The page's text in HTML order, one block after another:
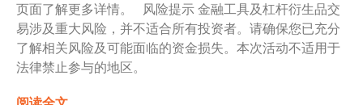
页面了解更多详情。 风险提示 金融工具及杠杆衍生品交
易涉及重大风险，并不适合所有投资者。请确保您已充分
了解相关风险及可能面临的资金损失。本次活动不适用于
法律禁止参与的地区。